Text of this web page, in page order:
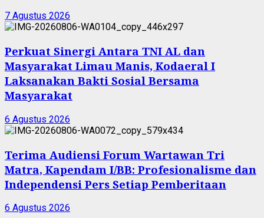
7 Agustus 2026
Perkuat Sinergi Antara TNI AL dan
Masyarakat Limau Manis, Kodaeral I
Laksanakan Bakti Sosial Bersama
Masyarakat
6 Agustus 2026
Terima Audiensi Forum Wartawan Tri
Matra, Kapendam I/BB: Profesionalisme dan
Independensi Pers Setiap Pemberitaan
6 Agustus 2026